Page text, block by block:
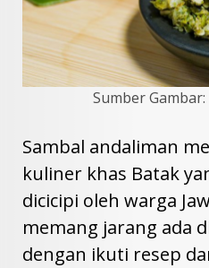
Sumber
Sambal andaliman
kuliner khas Batak
dicicipi oleh warga
memang jarang ada
dengan ikuti resep